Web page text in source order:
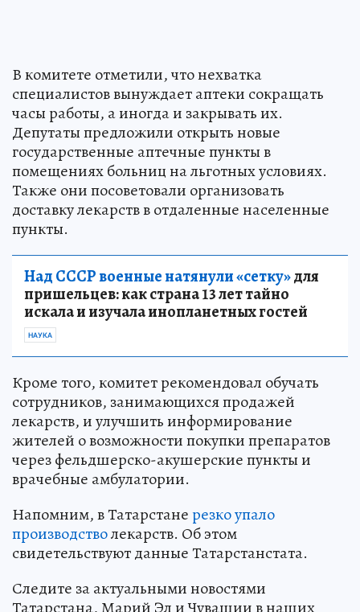
В комитете отметили, что нехватка
специалистов вынуждает аптеки сокращать
часы работы, а иногда и закрывать их.
Депутаты предложили открыть новые
государственные аптечные пункты в
помещениях больниц на льготных условиях.
Также они посоветовали организовать
доставку лекарств в отдаленные населенные
пункты.
Над СССР военные натянули «сетку»для
пришельцев: как страна 13 лет тайно
искала и изучала инопланетных гостей
НАУКА
Кроме того, комитет рекомендовал обучать
сотрудников, занимающихся продажей
лекарств, и улучшить информирование
жителей о возможности покупки препаратов
через фельдшерско-акушерские пункты и
врачебные амбулатории.
Напомним, в Татарстанерезко упало
производстволекарств. Об этом
свидетельствуют данные Татарстанстата.
Следите за актуальными новостями